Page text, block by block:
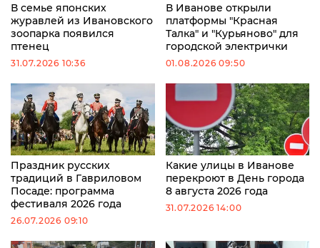
В семье японских
журавлей из Ивановского
зоопарка появился
птенец
31.07.2026 10:36
В Иванове открыли
платформы "Красная
Талка" и "Курьяново" для
городской электрички
01.08.2026 09:50
Праздник русских
традиций в Гавриловом
Посаде: программа
фестиваля 2026 года
26.07.2026 09:10
Какие улицы в Иванове
перекроют в День города
8 августа 2026 года
31.07.2026 14:00